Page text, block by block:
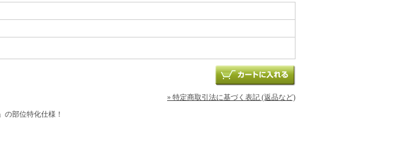
» 特定商取引法に基づく表記 (返品など)
の部位特化仕様！